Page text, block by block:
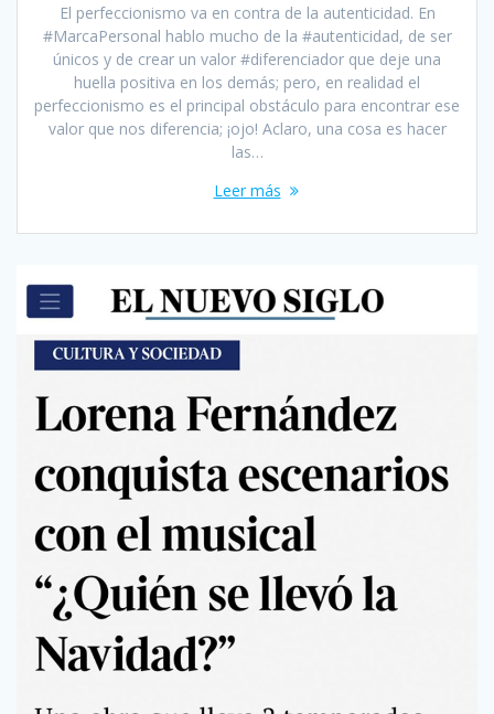
El perfeccionismo va en contra de la autenticidad. En
#MarcaPersonal hablo mucho de la #autenticidad, de ser
únicos y de crear un valor #diferenciador que deje una
huella positiva en los demás; pero, en realidad el
perfeccionismo es el principal obstáculo para encontrar ese
valor que nos diferencia; ¡ojo! Aclaro, una cosa es hacer
las…
Leer más